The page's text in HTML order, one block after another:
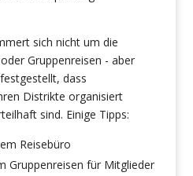
sich nicht um die
Gruppenreisen - aber
dass
Distrikte organisiert
sind. Einige Tipps:
Reisebüro
Gruppenreisen für Mitglieder